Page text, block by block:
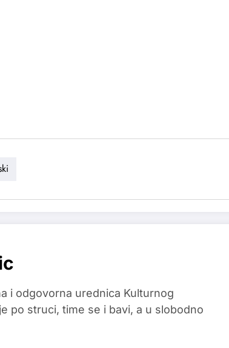
i odgovorna urednica Kulturnog
po struci, time se i bavi, a u slobodno